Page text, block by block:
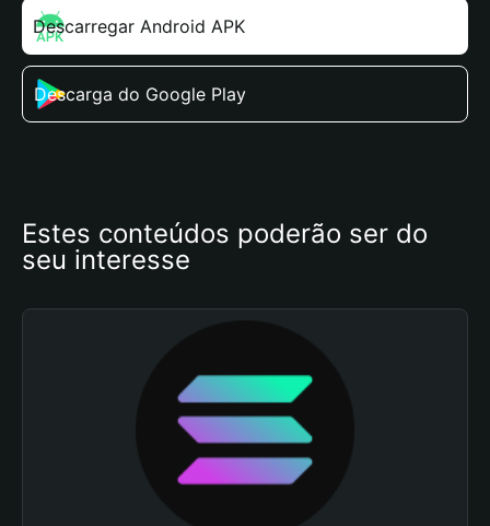
Descarregar Android APK
Descarga do Google Play
Estes conteúdos poderão ser do
seu interesse